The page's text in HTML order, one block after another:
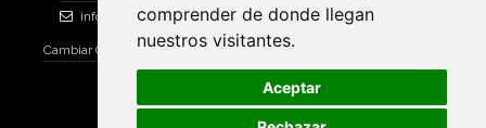
comprender de donde llegan
nuestros visitantes.
Aceptar
comprender de donde llegan
nuestros visitantes.
Aceptar
info@bicicletassanchis.com
Cambiar Consentimiento de Cookies